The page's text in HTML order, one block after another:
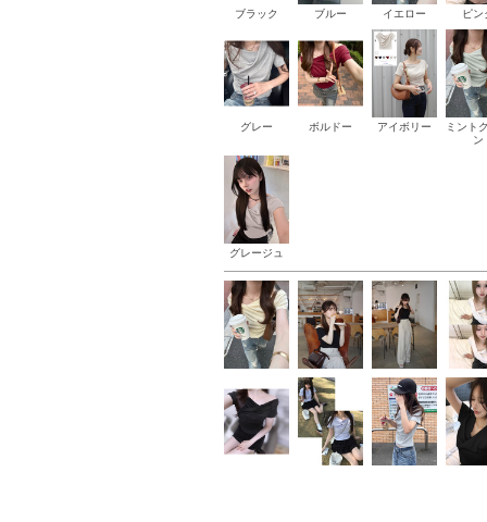
ブラック ブルー イエロー ピン
グレー ボルドー アイボリー
ミント
ン
グレージュ